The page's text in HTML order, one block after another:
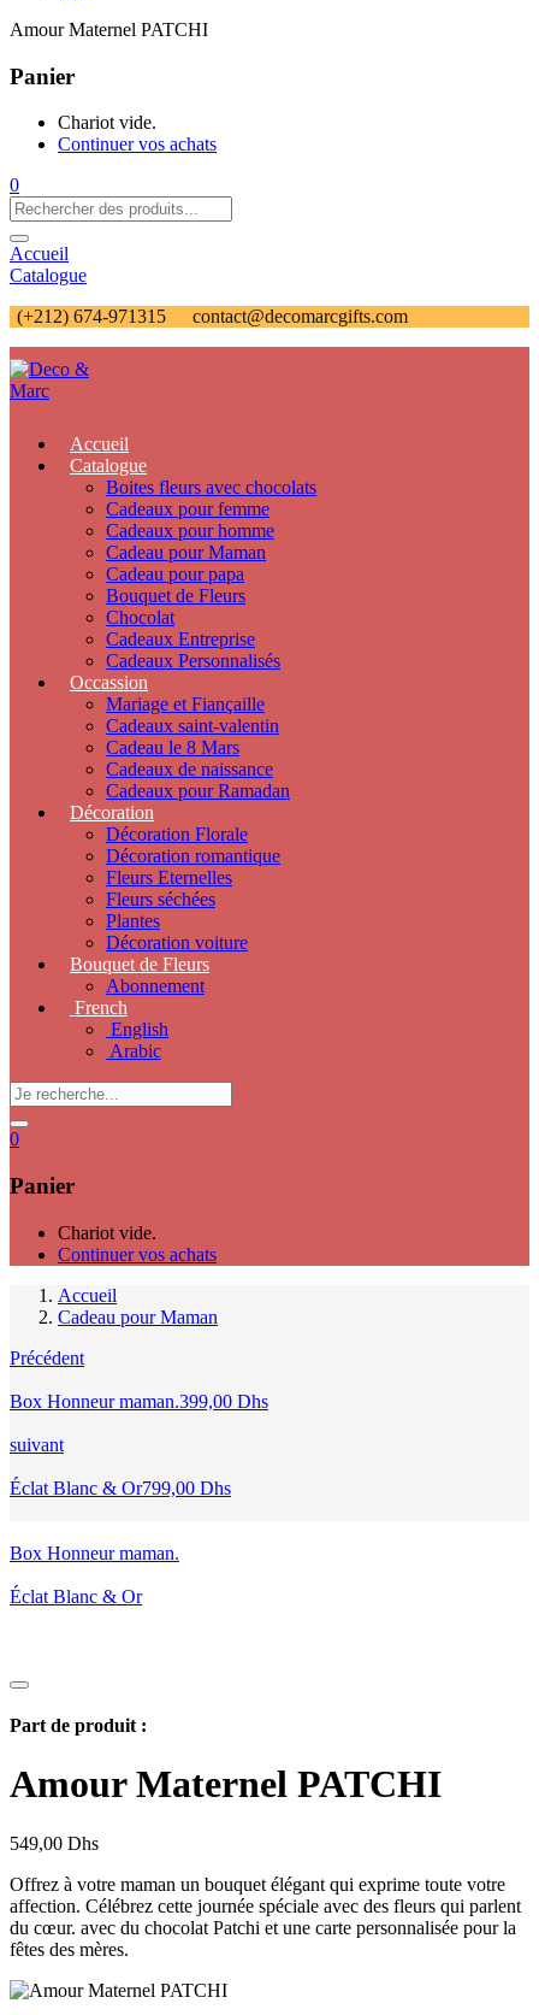
Amour Maternel PATCHI
Panier
Chariot vide.
Continuer vos achats
0
Accueil
Catalogue
(+212) 674-971315
contact@decomarcgifts.com
Accueil
Catalogue
Boites fleurs avec chocolats
Cadeaux pour femme
Cadeaux pour homme
Cadeau pour Maman
Cadeau pour papa
Bouquet de Fleurs
Chocolat
Cadeaux Entreprise
Cadeaux Personnalisés
Occassion
Mariage et Fiançaille
Cadeaux saint-valentin
Cadeau le 8 Mars
Cadeaux de naissance
Cadeaux pour Ramadan
Décoration
Décoration Florale
Décoration romantique
Fleurs Eternelles
Fleurs séchées
Plantes
Décoration voiture
Bouquet de Fleurs
Abonnement
French
English
Arabic
0
Panier
Chariot vide.
Continuer vos achats
Accueil
Cadeau pour Maman
Précédent
Box Honneur maman.399,00 Dhs
suivant
Éclat Blanc & Or799,00 Dhs
Box Honneur maman.
Éclat Blanc & Or
Part de produit :
Amour Maternel PATCHI
549,00 Dhs
Offrez à votre maman un bouquet élégant qui exprime toute votre
affection. Célébrez cette journée spéciale avec des fleurs qui parlent
du cœur. avec du chocolat Patchi et une carte personnalisée pour la
fêtes des mères.